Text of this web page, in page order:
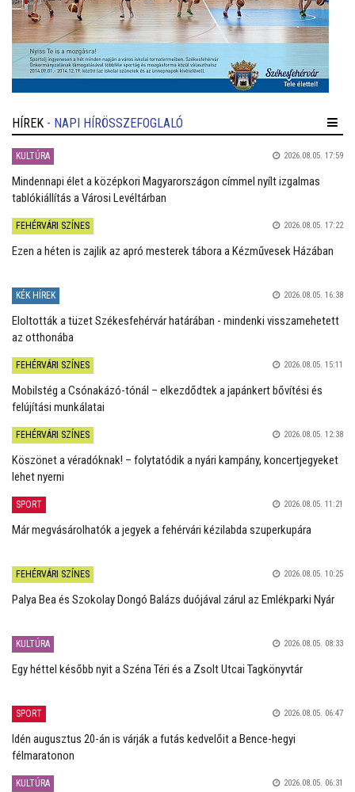
HÍREK - NAPI HÍRÖSSZEFOGLALÓ
KULTÚRA 2026.08.05. 17:59
Mindennapi élet a középkori Magyarországon címmel nyílt izgalmas
tablókiállítás a Városi Levéltárban
FEHÉRVÁRI SZÍNES 2026.08.05. 17:22
Ezen a héten is zajlik az apró mesterek tábora a Kézművesek Házában
KÉK HÍREK 2026.08.05. 16:38
Eloltották a tüzet Székesfehérvár határában - mindenki visszamehetett
az otthonába
FEHÉRVÁRI SZÍNES 2026.08.05. 15:11
Mobilstég a Csónakázó-tónál – elkezdődtek a japánkert bővítési és
felújítási munkálatai
FEHÉRVÁRI SZÍNES 2026.08.05. 12:38
Köszönet a véradóknak! – folytatódik a nyári kampány, koncertjegyeket
lehet nyerni
SPORT 2026.08.05. 11:21
Már megvásárolhatók a jegyek a fehérvári kézilabda szuperkupára
FEHÉRVÁRI SZÍNES 2026.08.05. 10:25
Palya Bea és Szokolay Dongó Balázs duójával zárul az Emlékparki Nyár
KULTÚRA 2026.08.05. 08:33
Egy héttel később nyit a Széna Téri és a Zsolt Utcai Tagkönyvtár
SPORT 2026.08.05. 06:47
Idén augusztus 20-án is várják a futás kedvelőit a Bence-hegyi
félmaratonon
KULTÚRA 2026.08.05. 06:31